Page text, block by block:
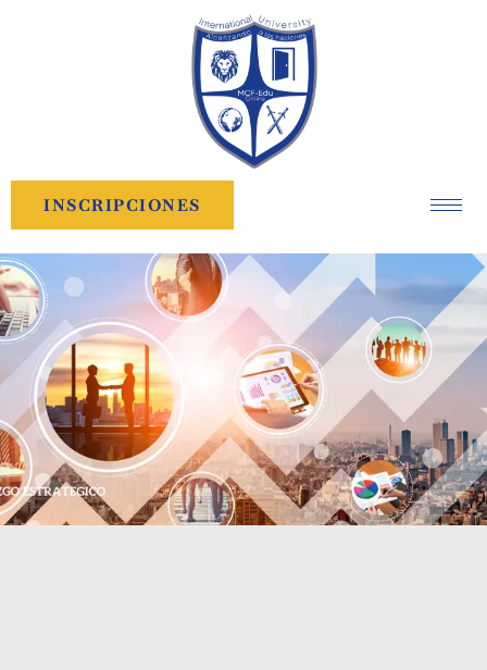
INSCRIPCIONES